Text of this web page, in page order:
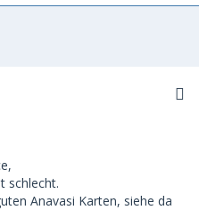
schlecht.
Anavasi Karten, siehe da